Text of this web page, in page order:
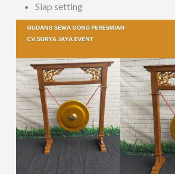
Siap setting